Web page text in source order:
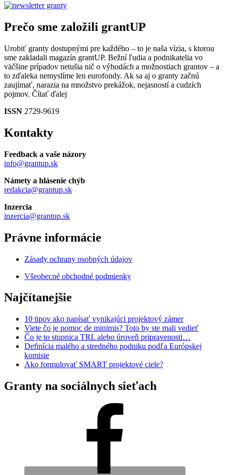
Prečo sme založili grantUP
Urobiť granty dostupnými pre každého – to je naša vízia, s ktorou
sme zakladali magazín grantUP. Bežní ľudia a podnikatelia vo
väčšine prípadov netušia nič o výhodách a možnostiach grantov – a
to zďaleka nemyslíme len eurofondy. Ak sa aj o granty začnú
zaujímať, narazia na množstvo prekážok, nejasností a cudzích
pojmov. Čítať ďalej
ISSN 2729-9619
Kontakty
Feedback a vaše názory
info@grantup.sk
Námety a hlásenie chýb
redakcia@grantup.sk
Inzercia
inzercia@grantup.sk
Právne informácie
Zásady ochrany osobných údajov
Všeobecné obchodné podmienky
Najčítanejšie
10 tipov ako napísať vynikajúci projektový zámer
Viete čo je pomoc de minimis? Toto by ste mali vedieť
Čo je to stupnica TRL alebo úroveň pripravenosti…
Definícia malého a stredného podniku podľa Európskej
komisie
Ako formulovať SMART projektové ciele?
Granty na sociálnych sieťach